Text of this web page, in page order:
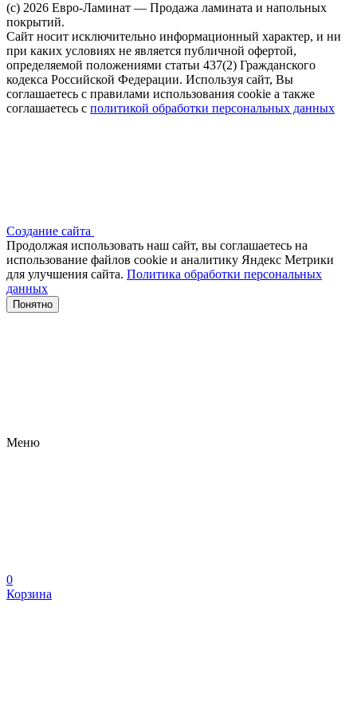
(c) 2026 Евро-Ламинат — Продажа ламината и напольных
покрытий.
Сайт носит исключительно информационный характер, и ни
при каких условиях не является публичной офертой,
определяемой положениями статьи 437(2) Гражданского
кодекса Российской Федерации. Используя сайт, Вы
соглашаетесь с правилами использования cookie а также
соглашаетесь с политикой обработки персональных данных
Создание сайта
Продолжая использовать наш сайт, вы соглашаетесь на
использование файлов сооkіе и аналитику Яндекс Метрики
для улучшения сайта. Политика обработки персональных
данных
Понятно
Меню
0
Корзина